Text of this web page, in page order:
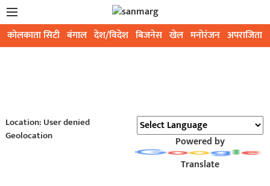
कोलकाता सिटी बंगाल देश/विदेश बिजनेस खेल मनोरंजन अपराजिता
Location: User denied
Geolocation
Powered by
Translate